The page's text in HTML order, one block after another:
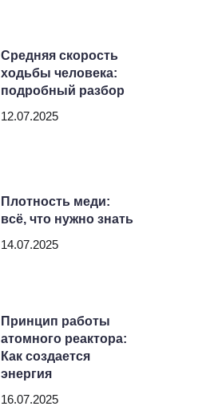
Средняя скорость
ходьбы человека:
подробный разбор
12.07.2025
Плотность меди:
всё, что нужно знать
14.07.2025
Принцип работы
атомного реактора:
Как создается
энергия
16.07.2025